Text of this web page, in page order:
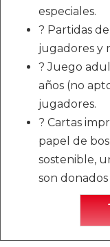
especiales.
? Partidas
jugadores y
? Juego
años (no
jugadores.
? Cartas
papel de
sostenible,
son donados